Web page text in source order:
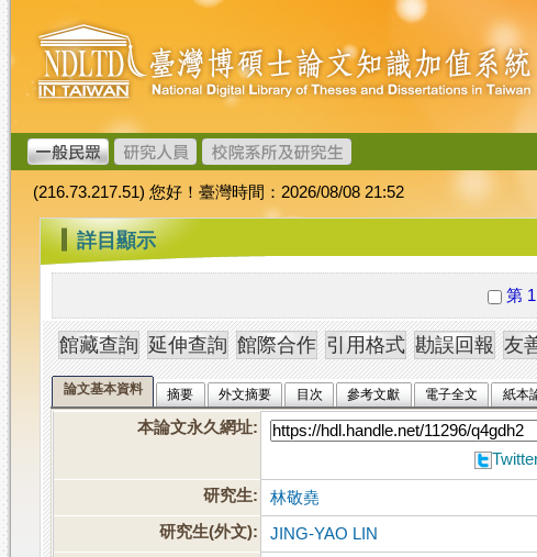
跳
到
主
要
內
容
臺
灣
博
碩
士
論
文
加
值
系
統
(216.73.217.51) 您好！臺灣時間：2026/08/08 21:52
::: 詳目顯示
第
論文基本資料 摘要 外文摘要 目次 參考文獻 電子全文 紙本
本論文永久網址:
研究生:
林敬堯
研究生(外文):
JING-YAO LIN